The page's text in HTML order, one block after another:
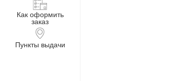
Как оформить
заказ
Пункты выдачи